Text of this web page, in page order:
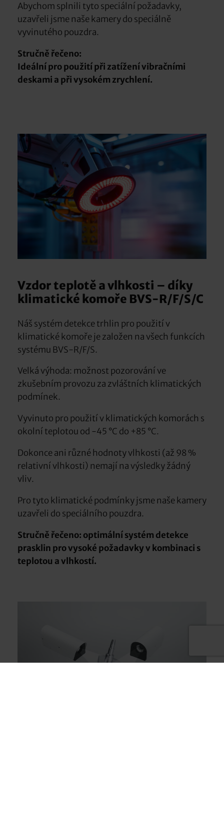
Abychom splnili tyto speciální požadavky,
uzavřeli jsme naše kamery do speciálně
vyvinutého pouzdra.
Stručně řečeno:
Ideální pro použití při zatížení vibračními
deskami a při vysokém zrychlení.
Vzdor teplotě a vlhkosti – díky
klimatické komoře BVS-R/F/S/C
Náš systém detekce trhlin pro použití v
klimatické komoře je založen na všech funkcích
systému BVS-R/F/S.
Velká výhoda: možnost pozorování ve
zkušebním provozu za zvláštních klimatických
podmínek.
Vyvinuto pro použití v klimatických komorách s
okolní teplotou od -45 °C do +85 °C.
Dokonce ani různé hodnoty vlhkosti (až 98 %
relativní vlhkosti) nemají na výsledky žádný
vliv.
Pro tyto klimatické podmínky jsme naše kamery
uzavřeli do speciálního pouzdra.
Stručně řečeno: optimální systém detekce
prasklin pro vysoké požadavky v kombinaci s
teplotou a vlhkostí.